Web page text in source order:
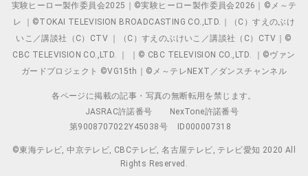
実験ヒーロー製作委員会2025｜©実験ヒーロー製作委員会2026｜©メ～テ
レ ｜©TOKAI TELEVISION BROADCASTING CO.,LTD.｜（C）すえのぶけ
いこ／講談社（C）CTV ｜（C）すえのぶけいこ／講談社（C）CTV｜©
CBC TELEVISION CO.,LTD. ｜ ｜© CBC TELEVISION CO.,LTD. ｜©ヴァン
ガードプロジェクト ©VG15th｜©メ～テレNEXT／ダンスチャンネル
各ページに掲載の記事・写真の無断転用を禁じます。
JASRAC許諾番号
NexTone許諾番号
第9008707022Y45038号
ID000007318
©東海テレビ, 中京テレビ, CBCテレビ, 名古屋テレビ, テレビ愛知 2020 All
Rights Reserved.